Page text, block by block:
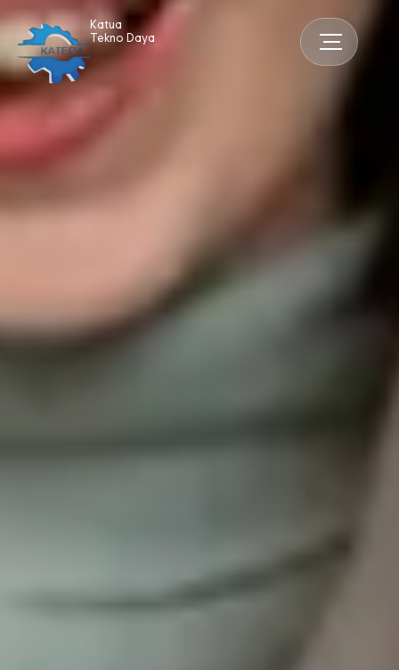
Katua
Tekno Daya